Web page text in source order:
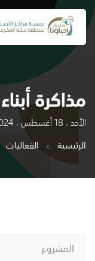
مذاكرة
الأحد ، 18 أغسطس ، 2024 - الخميس ، 07 نوفمبر ، 2024
الرئيسية
الفعاليات
المشروع